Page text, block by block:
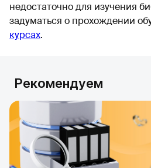
недостаточно для изучения
задуматься о прохождении
курсах.
Рекомендуем